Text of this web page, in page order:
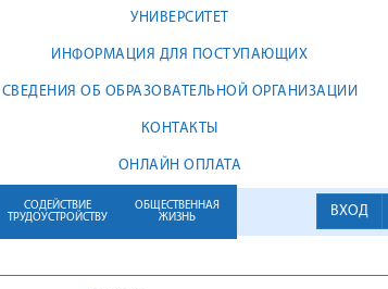
УНИВЕРСИТЕТ
ИНФОРМАЦИЯ ДЛЯ ПОСТУПАЮЩИХ
СВЕДЕНИЯ ОБ ОБРАЗОВАТЕЛЬНОЙ ОРГАНИЗАЦИИ
КОНТАКТЫ
ОНЛАЙН ОПЛАТА
ВХОД
СОДЕЙСТВИЕ
ТРУДОУСТРОЙСТВУ
ОБЩЕСТВЕННАЯ
ЖИЗНЬ